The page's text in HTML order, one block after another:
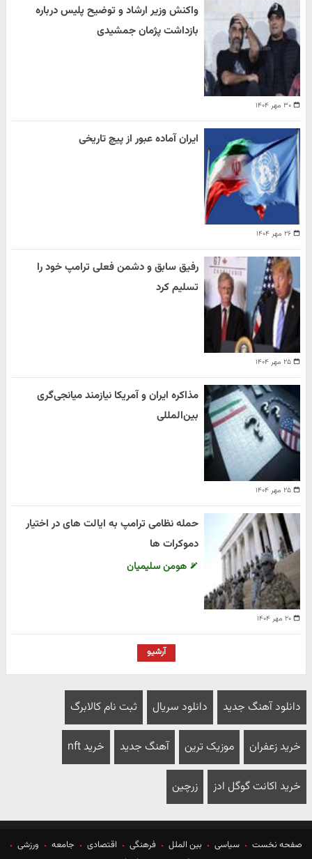
۳۰ مهر ۱۴۰۴
واکنش وزیر ارشاد و توضیح پلیس درباره
بازداشت پژمان جمشیدی
۲۶ مهر ۱۴۰۴
ایران آماده عبور از پیچ تاریخی
۲۵ مهر ۱۴۰۴
رفیق سابق و دشمن فعلی ترامپ خود را
تسلیم کرد
۲۵ مهر ۱۴۰۴
مذاکره ایران و آمریکا نیازمند میانجی‌گری
بین‌المللی
۲۰ مهر ۱۴۰۴
حمله نظامی ترامپ به ایالت های در اختیار
دموکرات ها
هومن سلیمیان
آرشیو
دانلود آهنگ جدید دانلود سریال ثبت نام کالابرگ
خرید زعفران موزیک ترین آهنگ جدید خرید nft
خرید اکانت گوگل ادز زرچین
صفحه نخست سیاسی بین الملل فرهنگی اقتصادی جامعه
ورزشی